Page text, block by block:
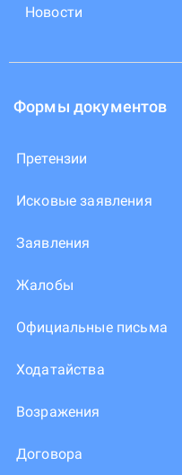
Новости
Формы документов
Претензии
Исковые заявления
Заявления
Жалобы
Официальные письма
Ходатайства
Возражения
Договора